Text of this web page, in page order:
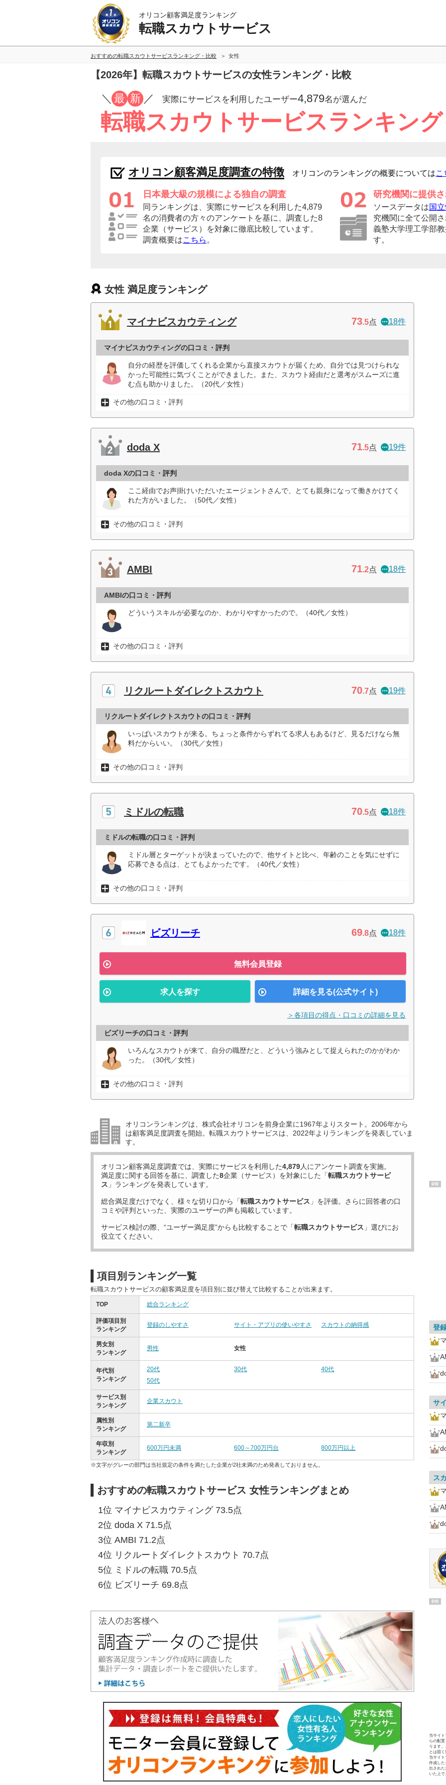
オリコン顧客満足度ランキング
転職スカウトサービス
おすすめの転職スカウトサービスランキング・比較 女性
【2026年】転職スカウトサービスの女性ランキング・比較
／ 最 新 ／ 実際にサービスを利用したユーザー4,879名が選んだ
転職スカウトサービスランキング
オリコン顧客満足度調査の特徴 オリコンのランキングの概要についてはこ
日本最大級の規模による独自の調査
同ランキングは、実際にサービスを利用した4,879
名の消費者の方々のアンケートを基に、調査した8
企業（サービス）を対象に徹底比較しています。
調査概要はこちら 。
研究機関に提供
ソースデータは国
究機関に全て公開
義塾大学理工学部教
す。
女性 満足度ランキング
マイナビスカウティング 73.5点 18件
マイナビスカウティングの口コミ・評判
自分の経歴を評価してくれる企業から直接スカウトが届くため、自分では見つけられな
かった可能性に気づくことができました。また、スカウト経由だと選考がスムーズに進
む点も助かりました。（20代／女性）
その他の口コミ・評判
doda X 71.5点 19件
doda Xの口コミ・評判
ここ経由でお声掛けいただいたエージェントさんで、とても親身になって働きかけてく
れた方がいました。（50代／女性）
その他の口コミ・評判
AMBI 71.2点 18件
AMBIの口コミ・評判
どういうスキルが必要なのか、わかりやすかったので。（40代／女性）
その他の口コミ・評判
リクルートダイレクトスカウト 70.7点 19件
リクルートダイレクトスカウトの口コミ・評判
いっぱいスカウトが来る。ちょっと条件からずれてる求人もあるけど、見るだけなら無
料だからいい。（30代／女性）
その他の口コミ・評判
ミドルの転職 70.5点 18件
ミドルの転職の口コミ・評判
ミドル層とターゲットが決まっていたので、他サイトと比べ、年齢のことを気にせずに
応募できる点は、とてもよかったです。（40代／女性）
その他の口コミ・評判
ビズリーチ 69.8点 18件
無料会員登録
求人を探す 詳細を見る(公式サイト)
＞各項目の得点・口コミの詳細を見る
ビズリーチの口コミ・評判
いろんなスカウトが来て、自分の職歴だと、どういう強みとして捉えられたのかがわか
った。（30代／女性）
その他の口コミ・評判
オリコンランキングは、株式会社オリコンを前身企業に1967年よりスタート。2006年から
は顧客満足度調査を開始。転職スカウトサービスは、2022年よりランキングを発表していま
す。
オリコン顧客満足度調査では、実際にサービスを利用した4,879人にアンケート調査を実施。
満足度に関する回答を基に、調査した8企業（サービス）を対象にした「転職スカウトサービ
ス 」ランキングを発表しています。
総合満足度だけでなく、様々な切り口から「転職スカウトサービス 」を評価。さらに回答者の口
コミや評判といった、実際のユーザーの声も掲載しています。
サービス検討の際、“ユーザー満足度”からも比較することで「転職スカウトサービス 」選びにお
役立てください。
項目別ランキング一覧
転職スカウトサービスの顧客満足度を項目別に並び替えて比較することが出来ます。
TOP 総合ランキング
評価項目別
ランキング
登録のしやすさ サイト・アプリの使いやすさ スカウトの納得感
男女別
ランキング
男性 女性
年代別
ランキング
20代 30代
40代
50代
サービス別
ランキング
企業スカウト
属性別
ランキング
第二新卒
年収別
ランキング
600万円未満 600～700万円台 800万円以上
※文字がグレーの部門は当社規定の条件を満たした企業が2社未満のため発表しておりません。
おすすめの転職スカウトサービス 女性ランキングまとめ
1位 マイナビスカウティング 73.5点
2位 doda X 71.5点
3位 AMBI 71.2点
4位 リクルートダイレクトスカウト 70.7点
5位 ミドルの転職 70.5点
6位 ビズリーチ 69.8点
PR
登
サ
ス
PR
当サイ
らの配
ります
とは固く
当サイ
作成した
出された
いた上で